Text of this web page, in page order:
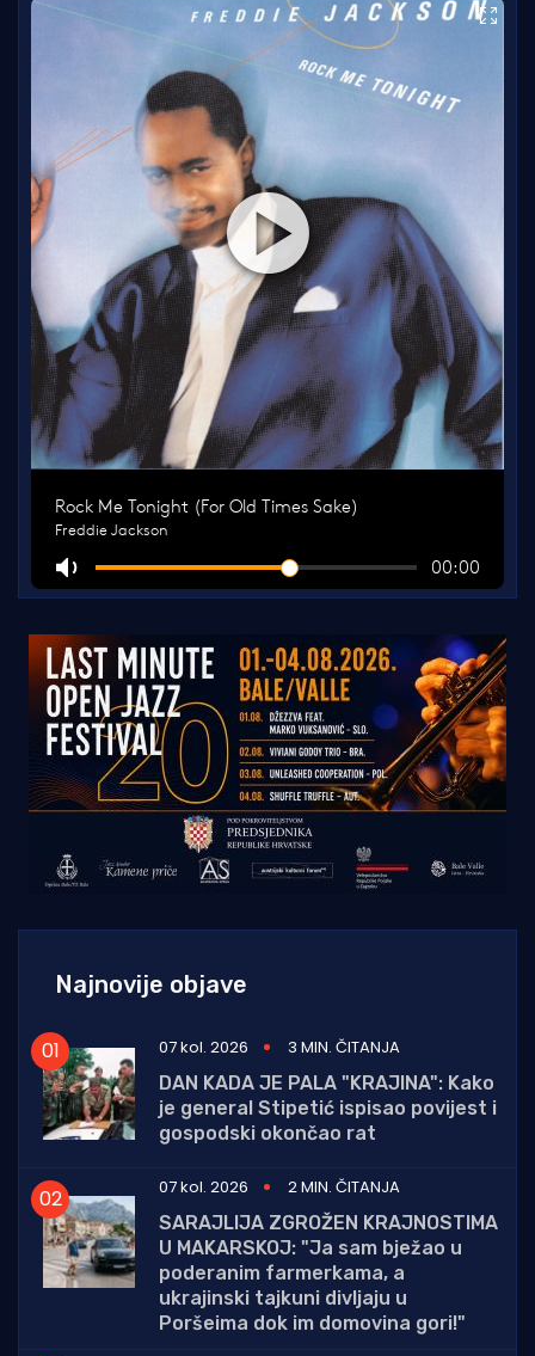
Najnovije objave
07 kol. 2026
3 MIN. ČITANJA
DAN KADA JE PALA "KRAJINA": Kako
je general Stipetić ispisao povijest i
gospodski okončao rat
07 kol. 2026
2 MIN. ČITANJA
SARAJLIJA ZGROŽEN KRAJNOSTIMA
U MAKARSKOJ: "Ja sam bježao u
poderanim farmerkama, a
ukrajinski tajkuni divljaju u
Poršeima dok im domovina gori!"